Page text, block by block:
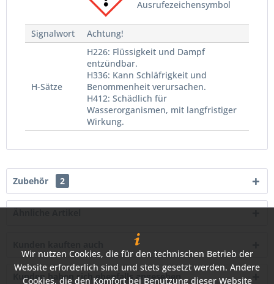
Ausrufezeichensymbol
Signalwort Achtung!
H-Sätze
H226: Flüssigkeit und Dampf
entzündbar.
H336: Kann Schläfrigkeit und
Benommenheit verursachen.
H412: Schädlich für
Wasserorganismen, mit langfristiger
Wirkung.
Zubehör 2
Kunden haben sich ebenfalls angesehen
Wir nutzen Cookies, die für den technischen Betrieb der
Website erforderlich sind und stets gesetzt werden. Andere
Cookies, die den Komfort bei Benutzung dieser Website